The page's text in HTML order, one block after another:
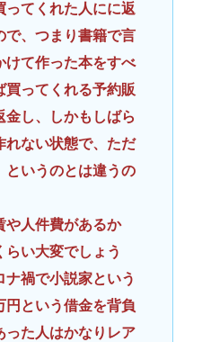
ってくれた人にに返
で、つまり書籍で言
けて作った本をすべ
買ってくれる予約販
金し、しかもしばら
れない状態で、ただ
というのとは違うの
や人件費があるか
らい大変でしょう
ナ禍で小説家という
円という借金を背負
った人はかなりレア